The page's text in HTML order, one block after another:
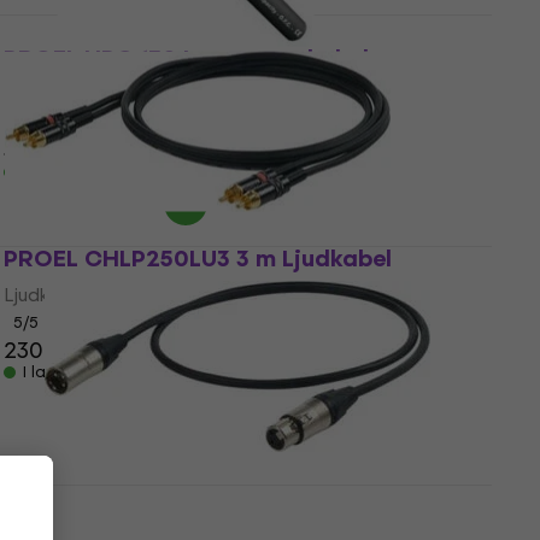
PROEL HPC 130 Instrumentkabel
Instrumentkabel
4,7/5
37,20 kr 37,90 kr
PROEL CHLP250LU3 3 m Ljudkabel
Ljudkabel
5/5
230 kr233 kr
I lager för E-shop